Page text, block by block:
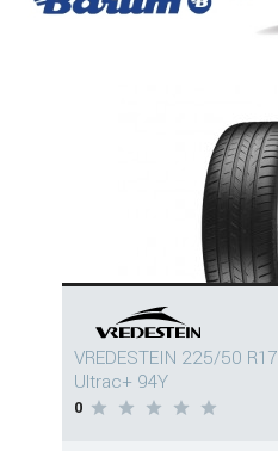
VREDESTEIN 225/50 R17
Ultrac+ 94Y
0